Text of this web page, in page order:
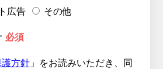
広告
その他
必須
方針」をお読みいただき、同